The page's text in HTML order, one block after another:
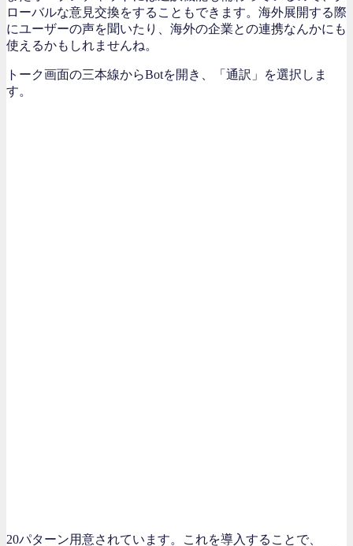
ローバルな意見交換をすることもできます。海外展開する際
にユーザーの声を聞いたり、海外の企業との連携なんかにも
使えるかもしれませんね。
トーク画面の三本線からBotを開き、「通訳」を選択しま
す。
20パターン用意されています。これを導入することで、